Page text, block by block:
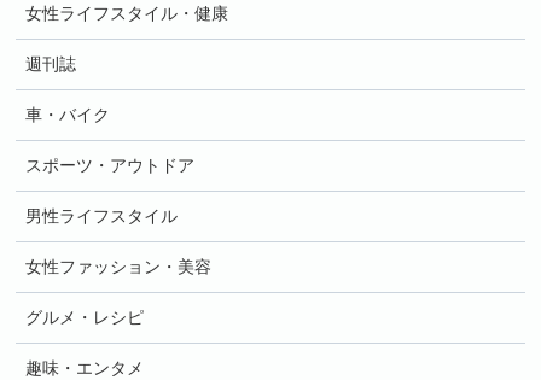
女性ライフスタイル・健康
週刊誌
車・バイク
スポーツ・アウトドア
男性ライフスタイル
女性ファッション・美容
グルメ・レシピ
趣味・エンタメ